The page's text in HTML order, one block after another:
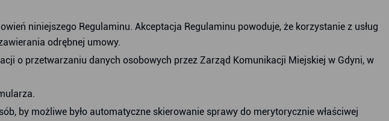
niniejszego Regulaminu. Akceptacja Regulaminu powoduje, że korzystanie z usług
odrębnej umowy.
o przetwarzaniu danych osobowych przez Zarząd Komunikacji Miejskiej w Gdyni, w
by możliwe było automatyczne skierowanie sprawy do merytorycznie właściwej